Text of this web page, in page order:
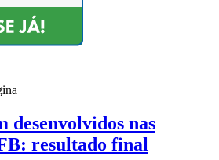
desenvolvidos nas
resultado final